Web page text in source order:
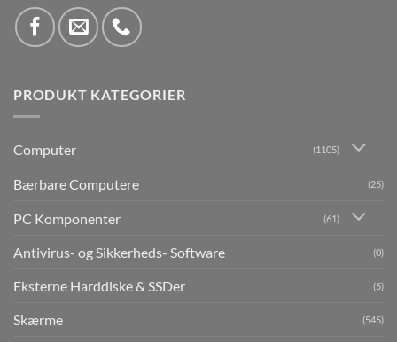
PRODUKT KATEGORIER
Computer (1105)
Bærbare Computere (25)
PC Komponenter (61)
Antivirus- og Sikkerheds- Software (0)
Eksterne Harddiske & SSDer (5)
Skærme (545)